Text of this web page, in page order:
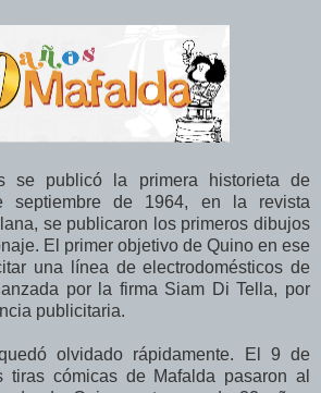
se publicó la primera historieta de
septiembre de 1964, en la revista
se publicaron los primeros dibujos
El primer objetivo de Quino en ese
una línea de electrodomésticos de
por la firma Siam Di Tella, por
publicitaria.
olvidado rápidamente. El 9 de
tiras cómicas de Mafalda pasaron al